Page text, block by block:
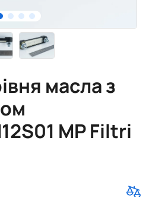
масла з
MP Filtri